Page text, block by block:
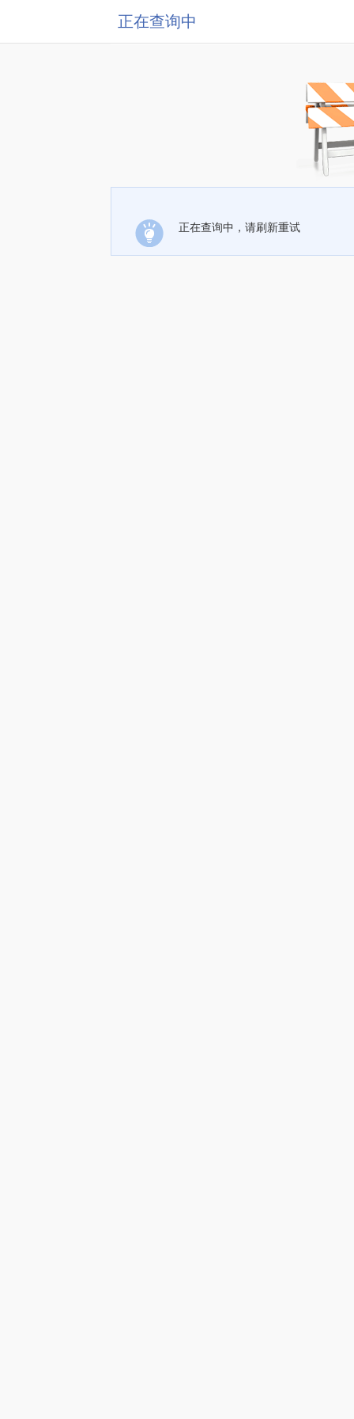
正在查询中
正在查询中，请刷新重试